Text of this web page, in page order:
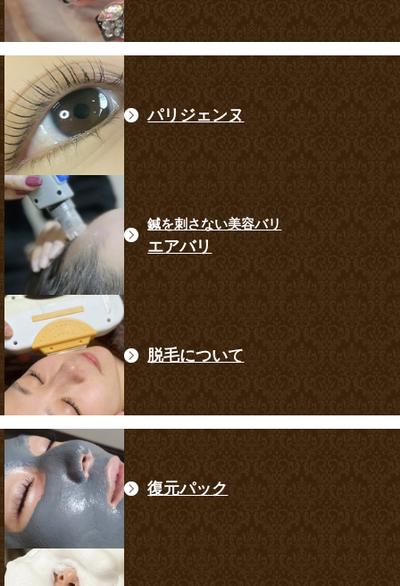
パリジェンヌ
鍼を刺さない美容バリ
エアバリ
脱毛について
復元パック